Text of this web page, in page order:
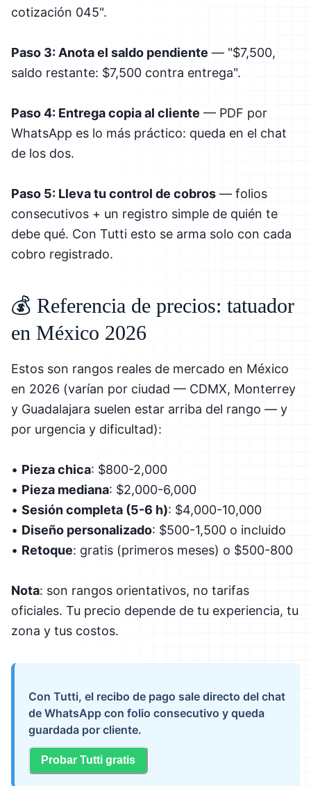
cotización 045".
Paso 3: Anota el saldo pendiente — "$7,500,
saldo restante: $7,500 contra entrega".
Paso 4: Entrega copia al cliente — PDF por
WhatsApp es lo más práctico: queda en el chat
de los dos.
Paso 5: Lleva tu control de cobros — folios
consecutivos + un registro simple de quién te
debe qué. Con Tutti esto se arma solo con cada
cobro registrado.
💰 Referencia de precios: tatuador
en México 2026
Estos son rangos reales de mercado en México
en 2026 (varían por ciudad — CDMX, Monterrey
y Guadalajara suelen estar arriba del rango — y
por urgencia y dificultad):
• Pieza chica: $800-2,000
• Pieza mediana: $2,000-6,000
• Sesión completa (5-6 h): $4,000-10,000
• Diseño personalizado: $500-1,500 o incluido
• Retoque: gratis (primeros meses) o $500-800
Nota: son rangos orientativos, no tarifas
oficiales. Tu precio depende de tu experiencia, tu
zona y tus costos.
Con Tutti, el recibo de pago sale directo del chat
de WhatsApp con folio consecutivo y queda
guardada por cliente.
Probar Tutti gratis